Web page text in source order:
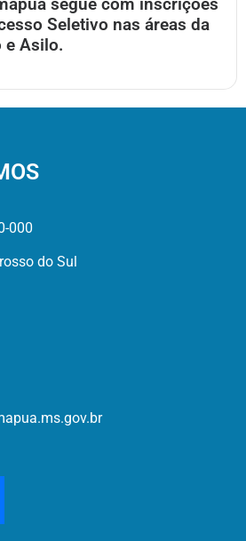
segue com inscrições
Seletivo nas áreas da
e Asilo.
000
do Sul